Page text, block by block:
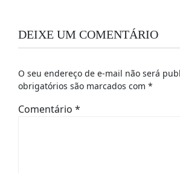
DEIXE UM COMENTÁRIO
O seu endereço de e-mail não será
obrigatórios são marcados com *
Comentário *